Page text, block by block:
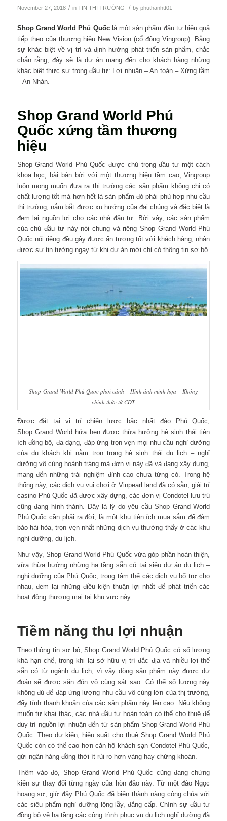
November 27, 2018 / in TIN THỊ TRƯỜNG / by phuthanhtt01
Shop Grand World Phú Quốclà một sản phẩm đầu tư hiệu quả
tiếp theo của thương hiệu New Vision (cổ đông Vingroup). Bằng
sự khác biệt về vị trí và định hướng phát triển sản phẩm, chắc
chắn rằng, đây sẽ là dự án mang đến cho khách hàng những
khác biệt thực sự trong đầu tư: Lợi nhuận – An toàn – Xứng tầm
– An Nhàn.
Shop Grand World Phú
Quốc xứng tầm thương
hiệu
Shop Grand World Phú Quốc được chú trọng đầu tư một cách
khoa học, bài bản bởi với một thương hiệu tầm cao, Vingroup
luôn mong muốn đưa ra thị trường các sản phẩm không chỉ có
chất lượng tốt mà hơn hết là sản phẩm đó phải phù hợp nhu cầu
thị trường, nắm bắt được xu hướng của đại chúng và đặc biệt là
đem lại nguồn lợi cho các nhà đầu tư. Bởi vậy, các sản phẩm
của chủ đầu tư này nói chung và riêng Shop Grand World Phú
Quốc nói riêng đều gây được ấn tượng tốt với khách hàng, nhận
được sự tin tưởng ngay từ khi dự án mới chỉ có thông tin sơ bộ.
Shop Grand WorldPhú Quốc phối cảnh – Hình ảnh minh họa – Không
chính thức từ CĐT
Được đặt tại vị trí chiến lược bậc nhất đảo Phú Quốc,
Shop Grand World hứa hẹn được thừa hưởng hệ sinh thái tiện
ích đồng bộ, đa dạng, đáp ứng trọn vẹn mọi nhu cầu nghỉ dưỡng
của du khách khi nằm trọn trong hệ sinh thái du lịch – nghỉ
dưỡng vô cùng hoành tráng mà đơn vị này đã và đang xây dựng,
mang đến những trải nghiệm đỉnh cao chưa từng có. Trong hệ
thống này, các dịch vụ vui chơi ở Vinpearl land đã có sẵn, giải trí
casino Phú Quốc đã được xây dựng, các đơn vị Condotel lưu trú
cũng đang hình thành. Đây là lý do yêu cầu Shop Grand World
Phú Quốc cần phải ra đời, là một khu tiện ích mua sắm để đảm
bảo hài hòa, trọn vẹn nhất những dịch vụ thường thấy ở các khu
nghỉ dưỡng, du lịch.
Như vậy, Shop Grand World Phú Quốc vừa góp phần hoàn thiện,
vừa thừa hưởng những hạ tầng sẵn có tại siêu dự án du lịch –
nghỉ dưỡng của Phú Quốc, trong tâm thế các dịch vụ bổ trợ cho
nhau, đem lại những điều kiện thuận lợi nhất để phát triển các
hoạt động thương mại tại khu vực này.
Tiềm năng thu lợi nhuận
Theo thông tin sơ bộ, Shop Grand World Phú Quốc có số lượng
khá hạn chế, trong khi lại sở hữu vị trí đắc địa và nhiều lợi thế
sẵn có từ ngành du lịch, vì vậy dòng sản phẩm này được dự
đoán sẽ được săn đón vô cùng sát sao. Có thể số lượng này
không đủ để đáp ứng lượng nhu cầu vô cùng lớn của thị trường,
đẩy tính thanh khoản của các sản phẩm này lên cao. Nếu không
muốn tự khai thác, các nhà đầu tư hoàn toàn có thể cho thuê để
duy trì nguồn lợi nhuận đến từ sản phẩm Shop Grand World Phú
Quốc. Theo dự kiến, hiệu suất cho thuê Shop Grand World Phú
Quốc còn có thể cao hơn căn hộ khách sạn Condotel Phú Quốc,
gửi ngân hàng đồng thời ít rủi ro hơn vàng hay chứng khoán.
Thêm vào đó, Shop Grand World Phú Quốc cũng đang chứng
kiến sự thay đổi từng ngày của hòn đảo này. Từ một đảo Ngọc
hoang sơ, giờ đây Phú Quốc đã biến thành nàng công chúa với
các siêu phẩm nghỉ dưỡng lộng lẫy, đẳng cấp. Chính sự đầu tư
đồng bộ về hạ tầng các công trình phục vụ du lịch nghỉ dưỡng đã